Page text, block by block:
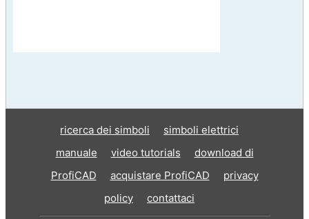
ricerca dei simboli
simboli elettrici
manuale
video tutorials
download di
ProfiCAD
acquistare ProfiCAD
privacy
policy
contattaci